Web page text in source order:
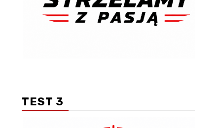
TEST 3